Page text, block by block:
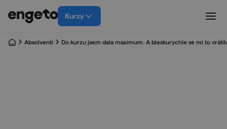
Kurzy
Absolventi Do kurzu jsem dala maximum. A bleskurychle se mi to